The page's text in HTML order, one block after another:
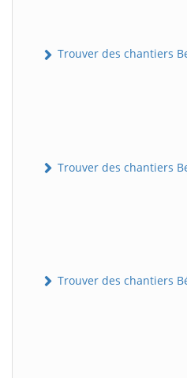
Trouver des chantiers
Trouver des chantiers
Trouver des chantiers